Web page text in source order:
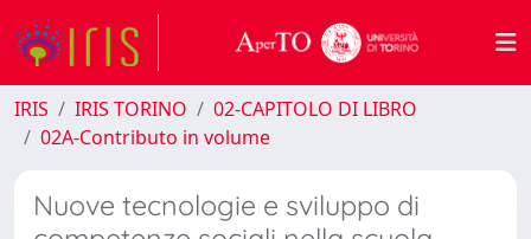
IRIS IRIS TORINO
02-CAPITOLO DI LIBRO
02A-Contributo in volume
Nuove tecnologie e sviluppo di